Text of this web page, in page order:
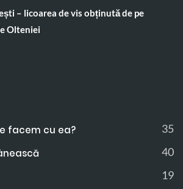
– licoarea de vis obținută de pe
Olteniei
facem cu ea? 35
40
19